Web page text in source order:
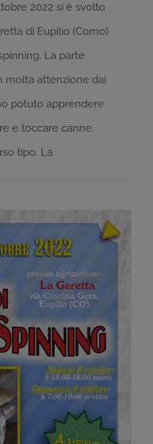
2022 si è svolto
di Eupilio (Como)
La parte
molta attenzione dai
potuto apprendere
e toccare canne,
tipo. La